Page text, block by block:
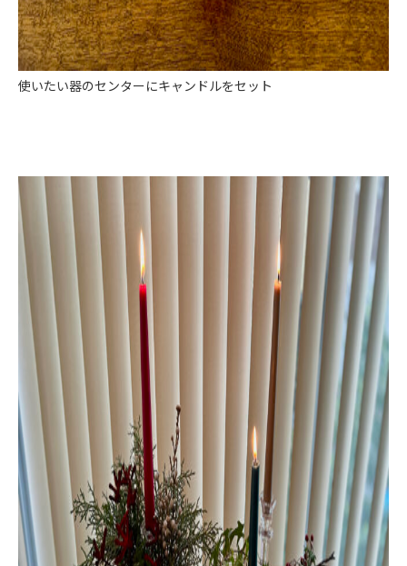
使いたい器のセンターにキャンドルをセット